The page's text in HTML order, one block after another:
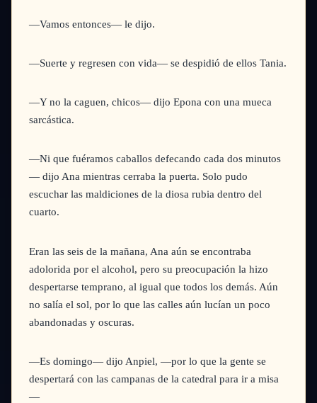
—Vamos entonces— le dijo.
—Suerte y regresen con vida— se despidió de ellos Tania.
—Y no la caguen, chicos— dijo Epona con una mueca
sarcástica.
—Ni que fuéramos caballos defecando cada dos minutos
— dijo Ana mientras cerraba la puerta. Solo pudo
escuchar las maldiciones de la diosa rubia dentro del
cuarto.
Eran las seis de la mañana, Ana aún se encontraba
adolorida por el alcohol, pero su preocupación la hizo
despertarse temprano, al igual que todos los demás. Aún
no salía el sol, por lo que las calles aún lucían un poco
abandonadas y oscuras.
—Es domingo— dijo Anpiel, —por lo que la gente se
despertará con las campanas de la catedral para ir a misa
—